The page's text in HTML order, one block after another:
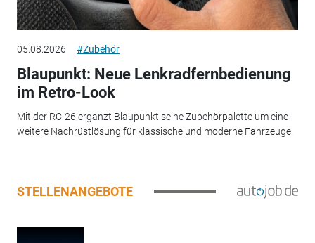
05.08.2026 #Zubehör
Blaupunkt: Neue Lenkradfernbedienung
im Retro-Look
Mit der RC-26 ergänzt Blaupunkt seine Zubehörpalette um eine
weitere Nachrüstlösung für klassische und moderne Fahrzeuge.
STELLENANGEBOTE